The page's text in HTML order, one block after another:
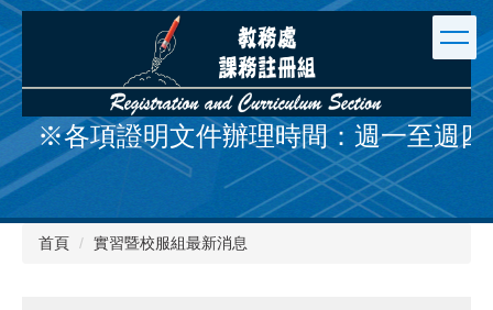
跳
到
主
要
內
容
區
※各項證明文件辦理時間：週一至週四
首頁 實習暨校服組最新消息